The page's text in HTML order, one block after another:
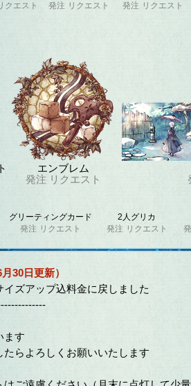
クエスト
発注 リクエスト
発注 リクエスト
エンブレム
発注 リクエスト
グリーティングカード
発注 リクエスト
2人グリカ
発注 リクエスト
30日更新）
ズアップ込料金に戻しました
ます
たらよろしくお願いいたします